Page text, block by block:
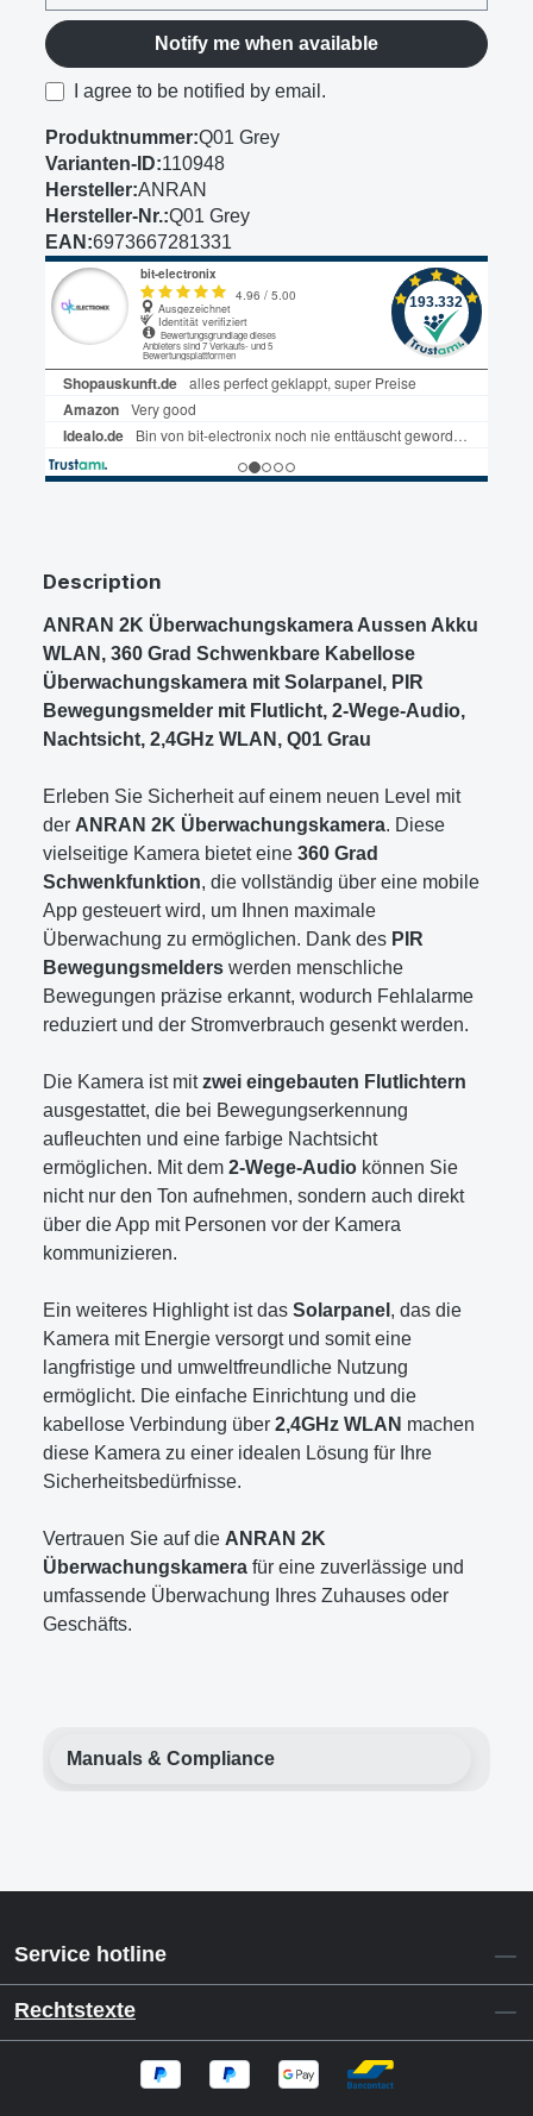
Notify me when available
I agree to be notified by email.
Produktnummer:Q01 Grey
Varianten-ID:110948
Hersteller:ANRAN
Hersteller-Nr.:Q01 Grey
EAN:6973667281331
Description
ANRAN 2K Überwachungskamera Aussen Akku
WLAN, 360 Grad Schwenkbare Kabellose
Überwachungskamera mit Solarpanel, PIR
Bewegungsmelder mit Flutlicht, 2-Wege-Audio,
Nachtsicht, 2,4GHz WLAN, Q01 Grau
Erleben Sie Sicherheit auf einem neuen Level mit
der ANRAN 2K Überwachungskamera. Diese
vielseitige Kamera bietet eine 360 Grad
Schwenkfunktion, die vollständig über eine mobile
App gesteuert wird, um Ihnen maximale
Überwachung zu ermöglichen. Dank des PIR
Bewegungsmelders werden menschliche
Bewegungen präzise erkannt, wodurch Fehlalarme
reduziert und der Stromverbrauch gesenkt werden.
Die Kamera ist mitzwei eingebauten Flutlichtern
ausgestattet, die bei Bewegungserkennung
aufleuchten und eine farbige Nachtsicht
ermöglichen. Mit dem 2-Wege-Audio können Sie
nicht nur den Ton aufnehmen, sondern auch direkt
über die App mit Personen vor der Kamera
kommunizieren.
Ein weiteres Highlight ist das Solarpanel , das die
Kamera mit Energie versorgt und somit eine
langfristige und umweltfreundliche Nutzung
ermöglicht. Die einfache Einrichtung und die
kabellose Verbindung über 2,4GHz WLAN machen
diese Kamera zu einer idealen Lösung für Ihre
Sicherheitsbedürfnisse.
Vertrauen Sie auf die ANRAN 2K
Überwachungskamera für eine zuverlässige und
umfassende Überwachung Ihres Zuhauses oder
Geschäfts.
Manuals & Compliance
Service hotline
Rechtstexte